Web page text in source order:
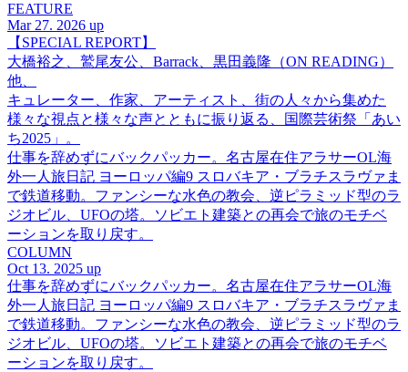
FEATURE
Mar 27. 2026 up
【SPECIAL REPORT】
大橋裕之、鷲尾友公、Barrack、黒田義隆（ON READING）
他、
キュレーター、作家、アーティスト、街の人々から集めた
様々な視点と様々な声とともに振り返る、国際芸術祭「あい
ち2025」。
仕事を辞めずにバックパッカー。名古屋在住アラサーOL海
外一人旅日記 ヨーロッパ編9 スロバキア・ブラチスラヴァま
で鉄道移動。ファンシーな水色の教会、逆ピラミッド型のラ
ジオビル、UFOの塔。ソビエト建築との再会で旅のモチベ
ーションを取り戻す。
COLUMN
Oct 13. 2025 up
仕事を辞めずにバックパッカー。名古屋在住アラサーOL海
外一人旅日記 ヨーロッパ編9 スロバキア・ブラチスラヴァま
で鉄道移動。ファンシーな水色の教会、逆ピラミッド型のラ
ジオビル、UFOの塔。ソビエト建築との再会で旅のモチベ
ーションを取り戻す。